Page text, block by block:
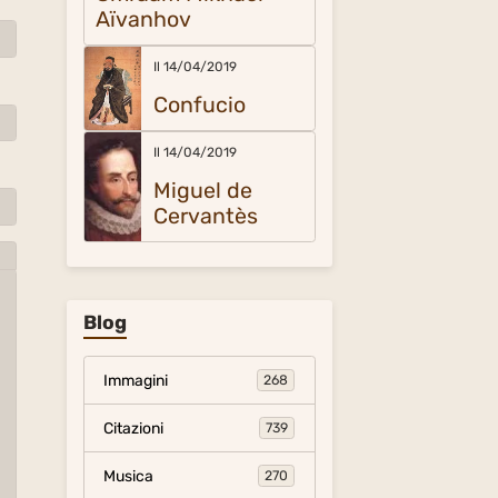
Aïvanhov
Il 14/04/2019
Confucio
Il 14/04/2019
Miguel de
Cervantès
Blog
Immagini 268
Citazioni 739
Musica 270